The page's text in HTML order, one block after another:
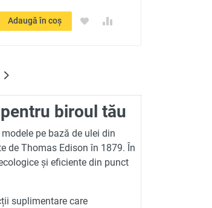
Adaugă în coș
biroul tău
pe bază de ulei din
de Thomas Edison în 1879. În
și eficiente din punct
suplimentare care